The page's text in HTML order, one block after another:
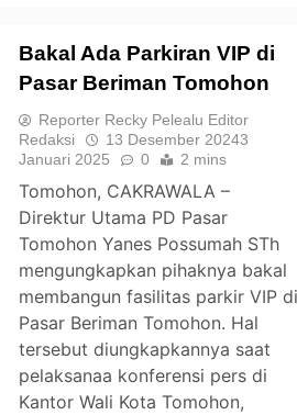
Bakal Ada Parkiran VIP di
Pasar Beriman Tomohon
Reporter Recky Pelealu Editor
Redaksi
13 Desember 20243
Januari 2025
0 2 mins
Tomohon, CAKRAWALA –
Direktur Utama PD Pasar
Tomohon Yanes Possumah STh
mengungkapkan pihaknya bakal
membangun fasilitas parkir VIP
Pasar Beriman Tomohon. Hal
tersebut diungkapkannya saat
pelaksanaa konferensi pers di
Kantor Wali Kota Tomohon,